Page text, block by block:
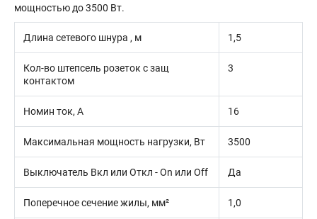
мощностью до 3500 Вт.
Длина сетевого шнура , м 1,5
Кол-во штепсель розеток с защ
контактом
3
Номин ток, А 16
Максимальная мощность нагрузки, Вт 3500
Выключатель Вкл или Откл - On или Off Да
Поперечное сечение жилы, мм² 1,0